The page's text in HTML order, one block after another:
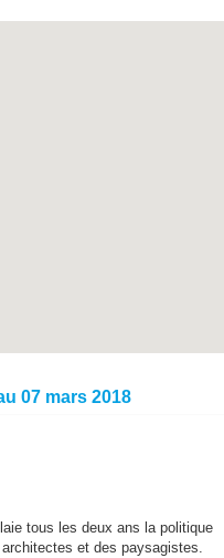
07 mars 2018
tous les deux ans la politique
et des paysagistes.